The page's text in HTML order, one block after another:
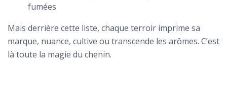
fumées
Mais derrière cette liste, chaque terroir imprime sa
marque, nuance, cultive ou transcende les arômes. C’est
là toute la magie du chenin.